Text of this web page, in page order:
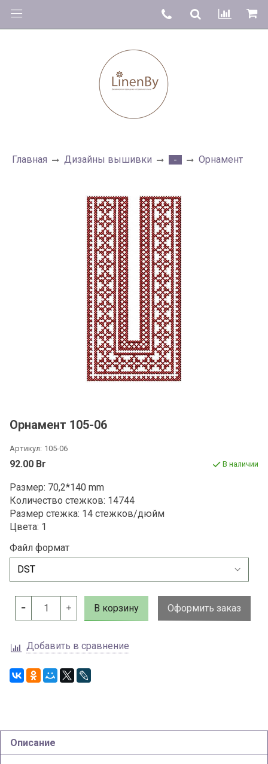
Главная Дизайны вышивки - Орнамент
Орнамент 105-06
Артикул: 105-06
92.00 Br В наличии
Размер: 70,2*140 mm
Количество стежков: 14744
Размер стежка: 14 стежков/дюйм
Цвета: 1
Файл формат
В корзину Оформить заказ
Добавить в сравнение
Описание